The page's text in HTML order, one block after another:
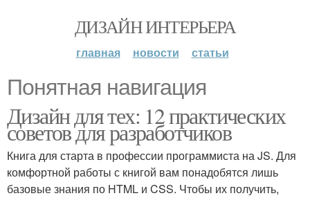
ДИЗАЙН ИНТЕРЬЕРА
главная новости статьи
Понятная навигация
Дизайн для тех: 12 практических
советов для разработчиков
Книга для старта в профессии программиста на JS. Для
комфортной работы с книгой вам понадобятся лишь
базовые знания по HTML и CSS. Чтобы их получить,